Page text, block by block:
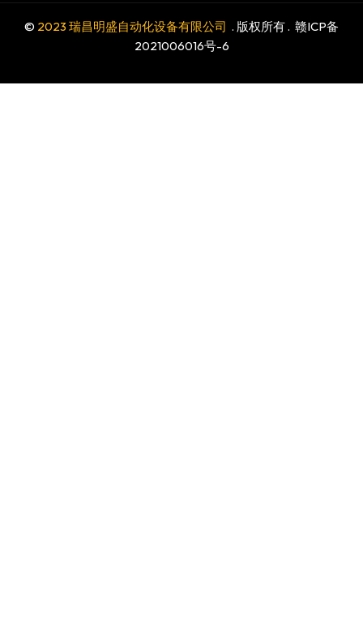
© 2023 瑞昌明盛自动化设备有限公司 . 版权所有 . 赣ICP备
2021006016号-6